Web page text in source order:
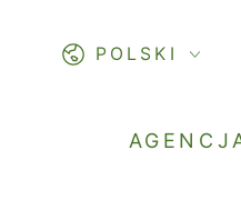
Lingua
POLSKI